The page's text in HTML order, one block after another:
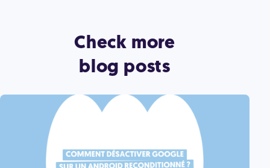
Check more
blog posts